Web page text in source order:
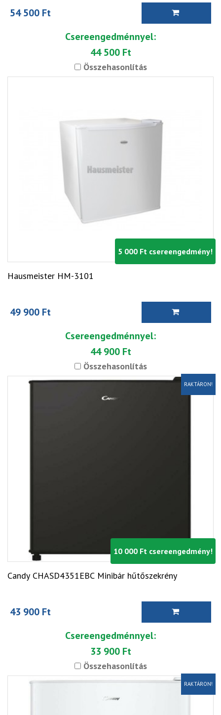
54 500 Ft
Csereengedménnyel:
44 500 Ft
Összehasonlítás
5 000 Ft csereengedmény!
Hausmeister HM-3101
49 900 Ft
Csereengedménnyel:
44 900 Ft
Összehasonlítás
10 000 Ft csereengedmény!
RAKTÁRON!
Candy CHASD4351EBC Minibár hűtőszekrény
43 900 Ft
Csereengedménnyel:
33 900 Ft
Összehasonlítás
RAKTÁRON!